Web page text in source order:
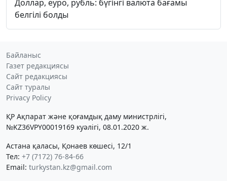
Доллар, еуро, рубль: бүгінгі валюта бағамы
белгілі болды
Байланыс
Газет редакциясы
Сайт редакциясы
Сайт туралы
Privacy Policy
ҚР Ақпарат және қоғамдық даму министрлігі,
№KZ36VPY00019169 куәлігі, 08.01.2020 ж.
Астана қаласы, Қонаев көшесі, 12/1
Тел: +7 (7172) 76-84-66
Email: turkystan.kz@gmail.com